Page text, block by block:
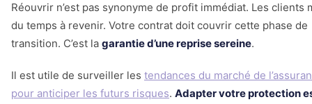
Réouvrir n’est pas synonyme de profit immédiat. Les clients
du temps à revenir. Votre contrat doit couvrir cette phase de
transition. C’est la garantie d’une reprise sereine.
Il est utile de surveiller les tendances du marché de
pour anticiper les futurs risques. Adapter votre protection